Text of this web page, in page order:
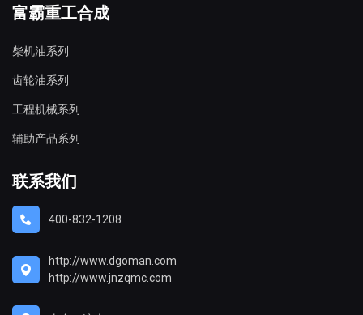
富霸重工合成
柴机油系列
齿轮油系列
工程机械系列
辅助产品系列
联系我们
400-832-1208
http://www.dgoman.com
http://www.jnzqmc.com